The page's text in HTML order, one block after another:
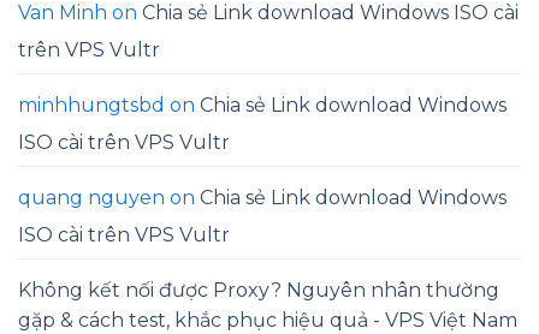
Van Minh on Chia sẻ Link download Windows ISO cài
trên VPS Vultr
minhhungtsbd on Chia sẻ Link download Windows
ISO cài trên VPS Vultr
quang nguyen on Chia sẻ Link download Windows
ISO cài trên VPS Vultr
Không kết nối được Proxy? Nguyên nhân thường
gặp & cách test, khắc phục hiệu quả - VPS Việt Nam